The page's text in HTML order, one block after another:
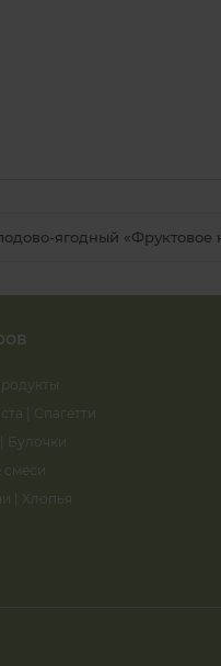
ягодный «Фруктовое
| Спагетти
Булочки
| Хлопья